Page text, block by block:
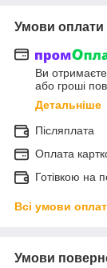
Умови оплати
Ви
або гроші
Детальніше
Післяплата
Оплата
Готівкою на
Всі умови
Умови